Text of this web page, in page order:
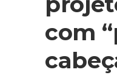
com